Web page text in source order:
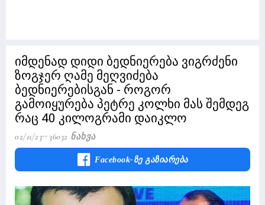
იმდენად დიდი ბედნიერება ვიგრძენი
ზოგჯერ ღამე მეღვიძება
ბედნიერებისგან - როგორ
გამოიყურება პეტრე კოლხი მას შემდეგ
რაც 40 კილოგრამი დაიკლო
02/11/23 36032 Ნახვა
Facebook-Ზე Გაზიარება